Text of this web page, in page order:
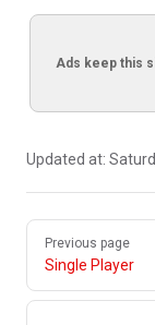
Ads keep this
Updated at:
Pager
Previous page
Single Player